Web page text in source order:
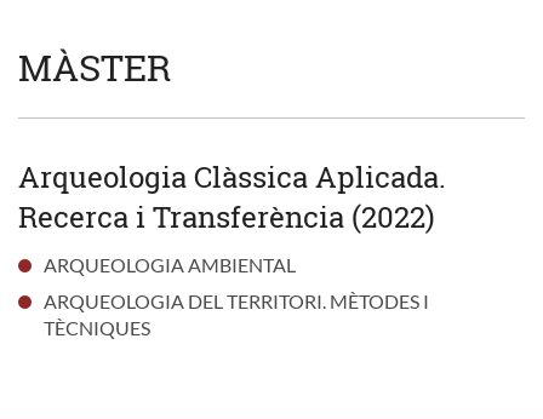
MÀSTER
Arqueologia Clàssica Aplicada.
Recerca i Transferència (2022)
ARQUEOLOGIA AMBIENTAL
ARQUEOLOGIA DEL TERRITORI. MÈTODES I
TÈCNIQUES